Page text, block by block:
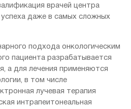
врачей центра
даже в самых сложных
подхода онкологическим
пациента разрабатывается
а для лечения применяются
в том числе
лучевая терапия
интрапеитонеальная